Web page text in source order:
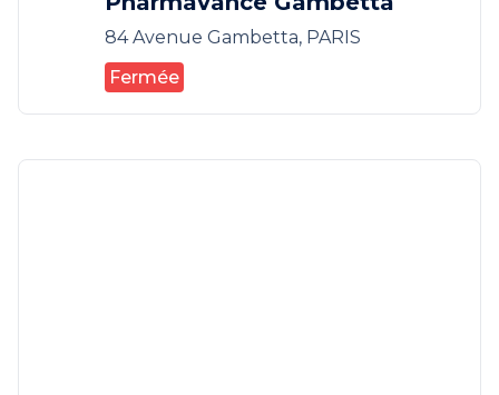
84 Avenue Gambetta, PARIS
Fermée